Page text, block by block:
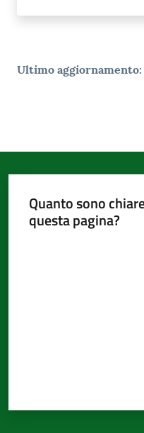
Ultimo aggiornamento:
Quanto sono
questa pagina?